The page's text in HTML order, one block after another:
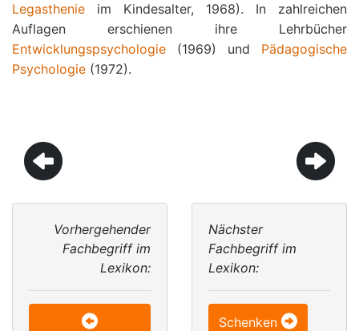
Legasthenie im Kindesalter, 1968). In zahlreichen
Auflagen erschienen ihre Lehrbücher
Entwicklungspsychologie (1969) und Pädagogische
Psychologie (1972).
Vorhergehender
Fachbegriff im
Lexikon:
Nächster
Fachbegriff im
Lexikon:
Schenken